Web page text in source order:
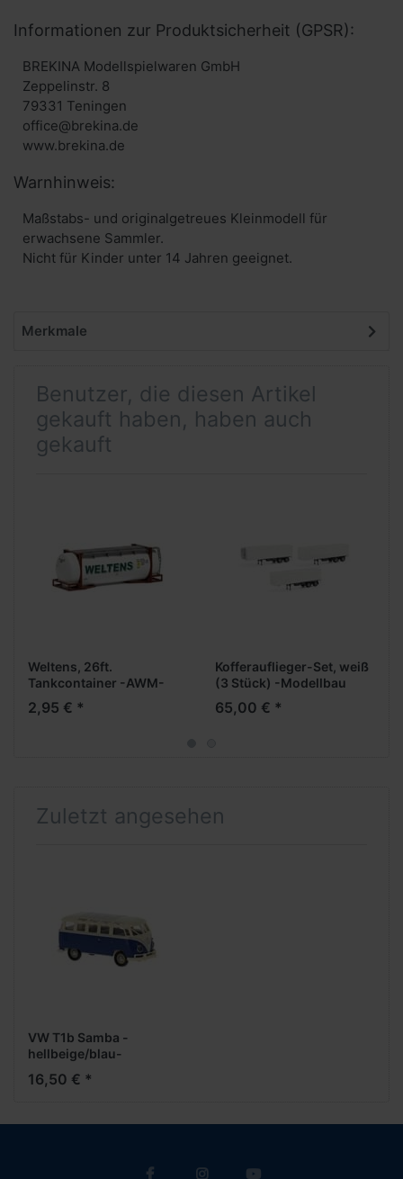
Informationen zur Produktsicherheit (GPSR):
BREKINA Modellspielwaren GmbH
Zeppelinstr. 8
79331 Teningen
office@brekina.de
www.brekina.de
Warnhinweis:
Maßstabs- und originalgetreues Kleinmodell für
erwachsene Sammler.
Nicht für Kinder unter 14 Jahren geeignet.
Merkmale
Benutzer, die diesen Artikel
gekauft haben, haben auch
gekauft
Weltens, 26ft.
Tankcontainer -AWM-
2,95 € *
Kofferauflieger-Set, weiß
(3 Stück) -Modellbau
Schwarz/Herpa-
65,00 € *
Zuletzt angesehen
VW T1b Samba -
hellbeige/blau-
16,50 € *